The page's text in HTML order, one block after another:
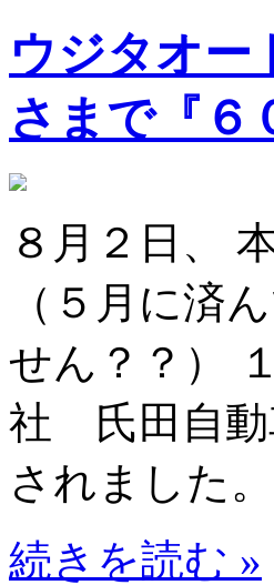
ウジタオー
さまで『６
８月２日、
（５月に済
せん？？）
社 氏田自動
されました
続きを読む »